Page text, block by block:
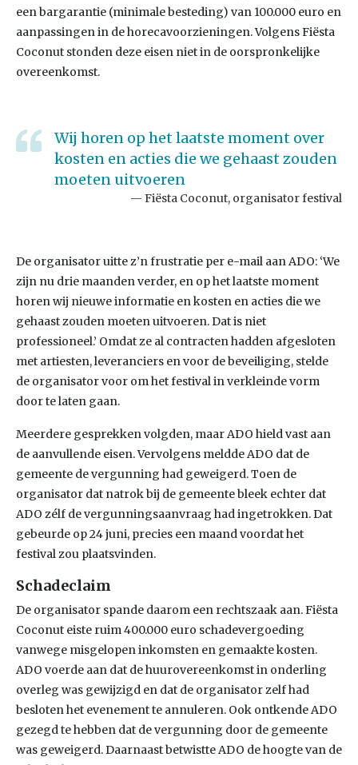
een bargarantie (minimale besteding) van 100.000 euro en
aanpassingen in de horecavoorzieningen. Volgens Fiësta
Coconut stonden deze eisen niet in de oorspronkelijke
overeenkomst.
Wij horen op het laatste moment over
kosten en acties die we gehaast zouden
moeten uitvoeren
Fiësta Coconut, organisator festival
De organisator uitte z’n frustratie per e-mail aan ADO: ‘We
zijn nu drie maanden verder, en op het laatste moment
horen wij nieuwe informatie en kosten en acties die we
gehaast zouden moeten uitvoeren. Dat is niet
professioneel.’ Omdat ze al contracten hadden afgesloten
met artiesten, leveranciers en voor de beveiliging, stelde
de organisator voor om het festival in verkleinde vorm
door te laten gaan.
Meerdere gesprekken volgden, maar ADO hield vast aan
de aanvullende eisen. Vervolgens meldde ADO dat de
gemeente de vergunning had geweigerd. Toen de
organisator dat natrok bij de gemeente bleek echter dat
ADO zélf de vergunningsaanvraag had ingetrokken. Dat
gebeurde op 24 juni, precies een maand voordat het
festival zou plaatsvinden.
Schadeclaim
De organisator spande daarom een rechtszaak aan. Fiësta
Coconut eiste ruim 400.000 euro schadevergoeding
vanwege misgelopen inkomsten en gemaakte kosten.
ADO voerde aan dat de huurovereenkomst in onderling
overleg was gewijzigd en dat de organisator zelf had
besloten het evenement te annuleren. Ook ontkende ADO
gezegd te hebben dat de vergunning door de gemeente
was geweigerd. Daarnaast betwistte ADO de hoogte van de